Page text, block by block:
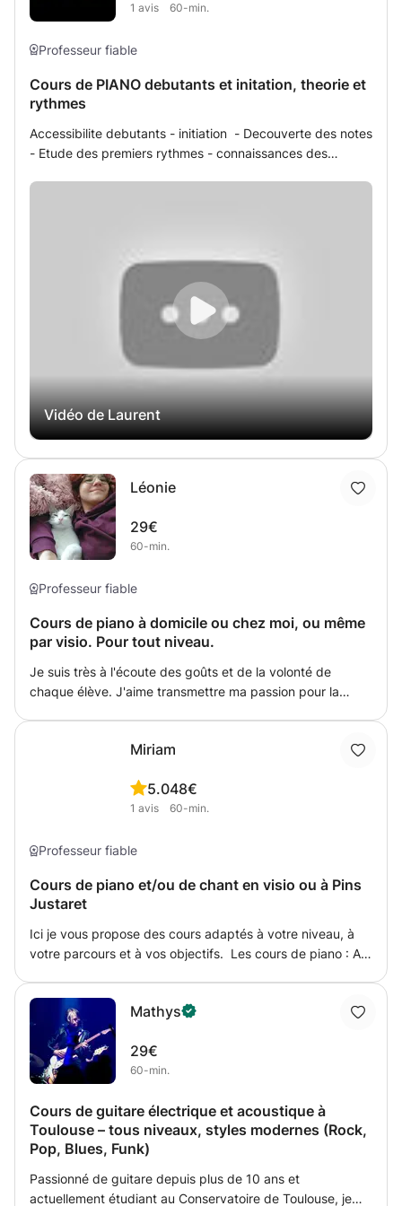
de prendre contact avec la musique pour la première fois.
après :)
1 avis 60-min.
Professeur fiable
Cours de PIANO debutants et initation, theorie et
rythmes
Accessibilite debutants - initiation - Decouverte des notes
- Etude des premiers rythmes - connaissances des
Vidéo de Laurent
Léonie
29€
60-min.
Professeur fiable
Cours de piano à domicile ou chez moi, ou même
par visio. Pour tout niveau.
Je suis très à l'écoute des goûts et de la volonté de
chaque élève. J'aime transmettre ma passion pour la
associé au solfège, permettant de prendre plaisir à jouer
Miriam
5.0
1 avis
48€
60-min.
Professeur fiable
Cours de piano et/ou de chant en visio ou à Pins
Justaret
Ici je vous propose des cours adaptés à votre niveau, à
votre parcours et à vos objectifs. Les cours de piano : A
différemment en fonction de votre âge. Pour les enfants,
les cours ludiques sont donc mis en place. Pour les plus
avancés, 2 cursus s'offrent à vous : Les cours type
conservatoire (travail plus avancé au niveau du solfège,
actuelles (travail sur des morceaux choisis, lecture anglo-
saxonne...) Possibilité de préparer l'entrée au
conservatoire. Styles de musique enseignés : musiques
classiques, actuelles (musique de film, de variété,
accompagnement). La formation musicale se fait avec les
Mathys
29€
60-min.
Cours de guitare électrique et acoustique à
Toulouse – tous niveaux, styles modernes (Rock,
Pop, Blues, Funk)
Passionné de guitare depuis plus de 10 ans et
actuellement étudiant au Conservatoire de Toulouse, je